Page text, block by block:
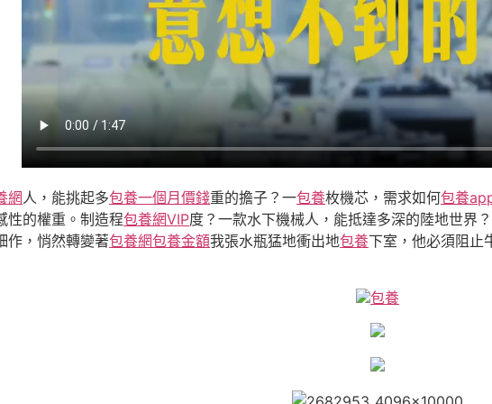
網人，能挑起多包養一個月價錢重的擔子？一包養枚機芯，需求如何包養
性的權重。制造程包養網VIP度？一款水下機械人，能抵達多深的陸地世界
作，悄然轉變著包養網包養金額我張水瓶猛地衝出地包養下室，他必須阻止
包養